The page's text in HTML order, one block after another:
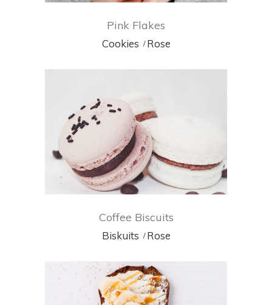
Pink Flakes
Cookies Rose
Coffee Biscuits
Biskuits Rose